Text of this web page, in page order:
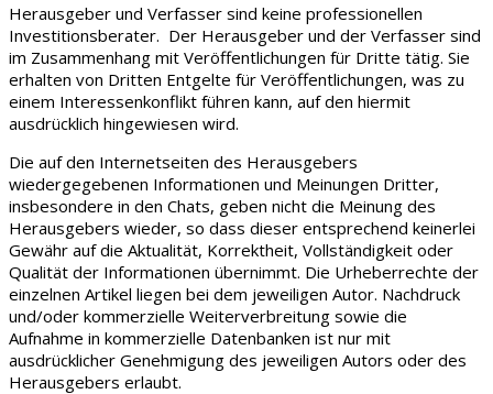
Herausgeber und Verfasser sind keine professionellen
Investitionsberater. Der Herausgeber und der Verfasser sind
im Zusammenhang mit Veröffentlichungen für Dritte tätig. Sie
erhalten von Dritten Entgelte für Veröffentlichungen, was zu
einem Interessenkonflikt führen kann, auf den hiermit
ausdrücklich hingewiesen wird.
Die auf den Internetseiten des Herausgebers
wiedergegebenen Informationen und Meinungen Dritter,
insbesondere in den Chats, geben nicht die Meinung des
Herausgebers wieder, so dass dieser entsprechend keinerlei
Gewähr auf die Aktualität, Korrektheit, Vollständigkeit oder
Qualität der Informationen übernimmt. Die Urheberrechte der
einzelnen Artikel liegen bei dem jeweiligen Autor. Nachdruck
und/oder kommerzielle Weiterverbreitung sowie die
Aufnahme in kommerzielle Datenbanken ist nur mit
ausdrücklicher Genehmigung des jeweiligen Autors oder des
Herausgebers erlaubt.